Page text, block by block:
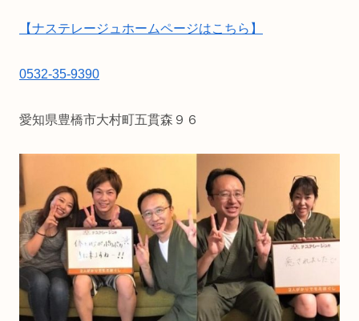
【ナステレージュホームページはこちら】
0532-35-9390
愛知県豊橋市大村町五貫森９６